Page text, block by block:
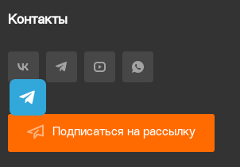
Контакты
Подписаться на рассылку